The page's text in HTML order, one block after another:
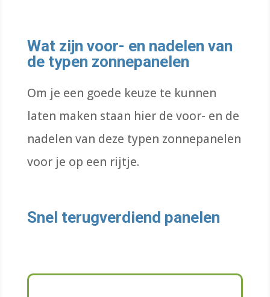
Wat zijn voor- en nadelen van
de typen zonnepanelen
Om je een goede keuze te kunnen
laten maken staan hier de voor- en de
nadelen van deze typen zonnepanelen
voor je op een rijtje.
Snel terugverdiend panelen